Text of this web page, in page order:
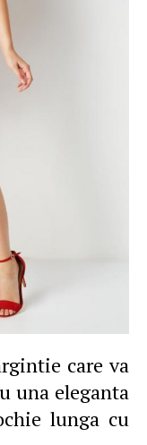
care va
una eleganta
lunga cu